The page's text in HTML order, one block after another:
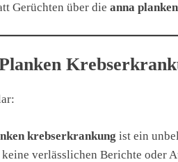
Gerüchten über die anna
krebserkrankung ist ein
verlässlichen Berichte oder